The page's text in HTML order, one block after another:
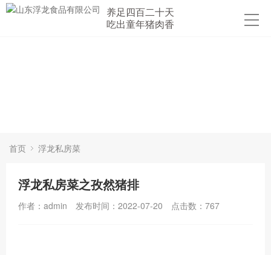
养足四百二十天
吃出童年猪肉香
首页 浮龙私房菜
浮龙私房菜之孜然猪排
作者：admin 发布时间：2022-07-20 点击数： 767